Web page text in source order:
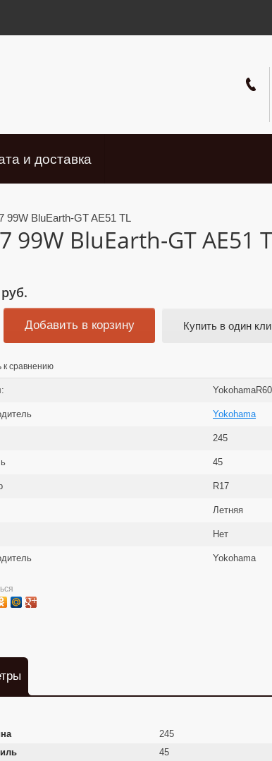
и доставка
99W BluEarth-GT AE51 TL
99W BluEarth-GT AE51
руб.
Добавить в корзину Купить в один
к сравнению
Yokohama
245
45
R17
Летняя
Нет
Yokohama
245
45